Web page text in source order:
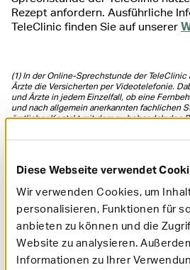
Diese Webseite verwendet
Wir verwenden Cookies, um
personalisieren, Funktionen für
anbieten zu können und die
Website zu analysieren.
Informationen zu Ihrer
Rezept anfordern. Ausführliche
TeleClinic finden Sie auf unserer
(1)In der Online-Sprechstunde der TeleClinic
Ärzte die Versicherten per Videotelefonie.
und Ärzte in jedem Einzelfall, ob eine
und nach allgemein anerkannten fachlichen
ärztlicher Kontakt mit dem zu behandelnden
Versicherten Hinweise auf die für sie
War dieser Artikel hilfreich?
0 Sterne
1 Stern2 Sterne
3 Sterne
4 Sterne
5 Sterne
Absenden